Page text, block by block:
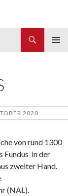
2020
von rund 1300
Fundus in der
zweiter Hand.
(NAL).